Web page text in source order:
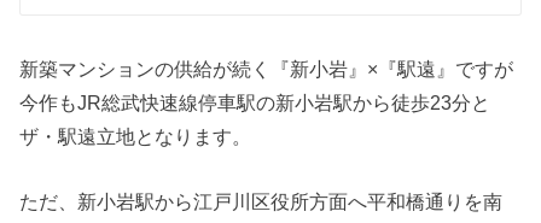
新築マンションの供給が続く『新小岩』×『駅遠』ですが
今作もJR総武快速線停車駅の新小岩駅から徒歩23分と
ザ・駅遠立地となります。
ただ、新小岩駅から江戸川区役所方面へ平和橋通りを南